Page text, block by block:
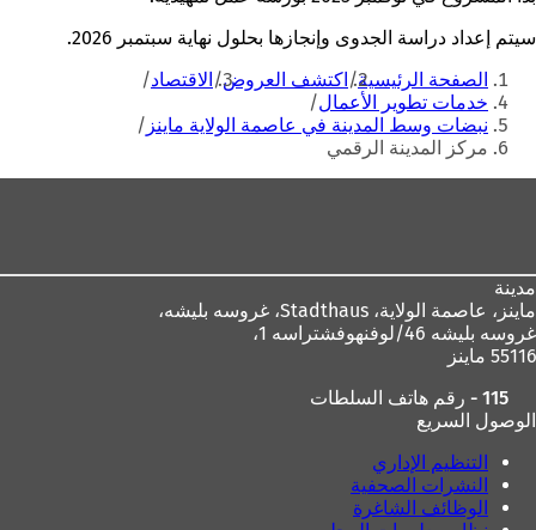
سيتم إعداد دراسة الجدوى وإنجازها بحلول نهاية سبتمبر 2026.
أنت
هنا
الصفحة الرئيسية اكتشف العروض الاقتصاد
خدمات تطوير الأعمال
نبضات وسط المدينة في عاصمة الولاية ماينز
مركز المدينة الرقمي
مدينة
ماينز، عاصمة الولاية،
غروسه بليشه 46/لوفنهوفشتراسه 1،
55116 ماينز
115 - رقم هاتف السلطات
الوصول السريع
التنظيم الإداري
النشرات الصحفية
الوظائف الشاغرة